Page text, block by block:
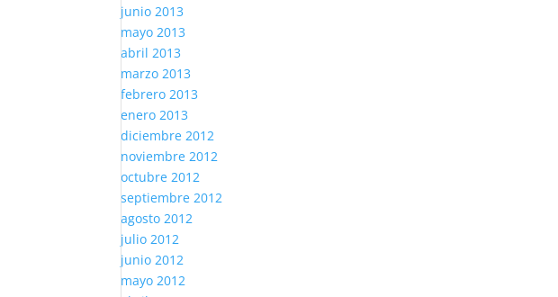
junio 2013
mayo 2013
abril 2013
marzo 2013
febrero 2013
enero 2013
diciembre 2012
noviembre 2012
octubre 2012
septiembre 2012
agosto 2012
julio 2012
junio 2012
mayo 2012